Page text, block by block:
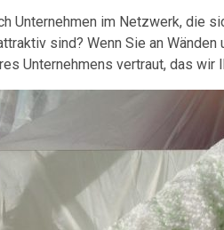
Unternehmen im Netzwerk, die
sind? Wenn Sie an
Unternehmens vertraut, das